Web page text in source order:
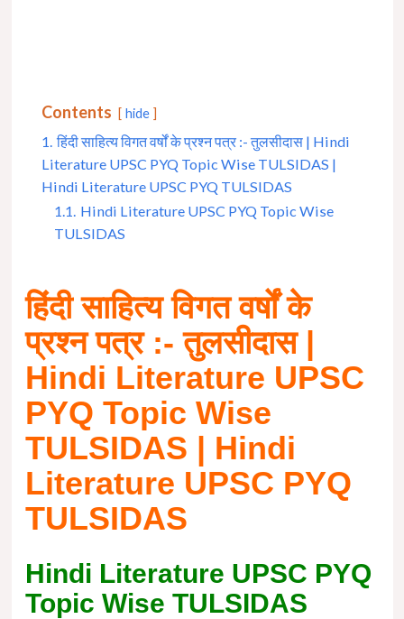
Contents hide
1. हिंदी साहित्य विगत वर्षों के प्रश्न पत्र :- तुलसीदास | Hindi
Literature UPSC PYQ Topic Wise TULSIDAS |
Hindi Literature UPSC PYQ TULSIDAS
1.1. Hindi Literature UPSC PYQ Topic Wise
TULSIDAS
हिंदी साहित्यविगत वर्षों के
प्रश्न पत्र :- तुलसीदास |
Hindi Literature UPSC
PYQ Topic Wise
TULSIDAS | Hindi
Literature UPSC PYQ
TULSIDAS
Hindi Literature UPSC PYQ
Topic Wise TULSIDAS